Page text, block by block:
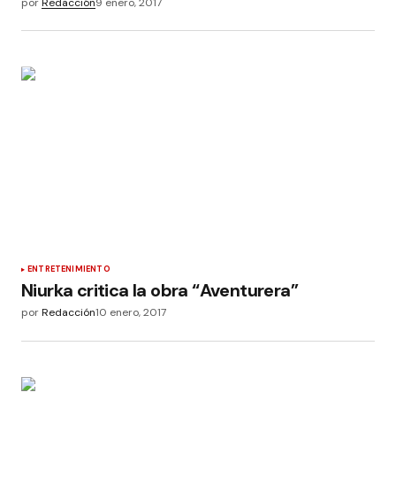
ENTRETENIMIENTO
Niurka critica la obra “Aventurera”
porRedacción10 enero, 2017